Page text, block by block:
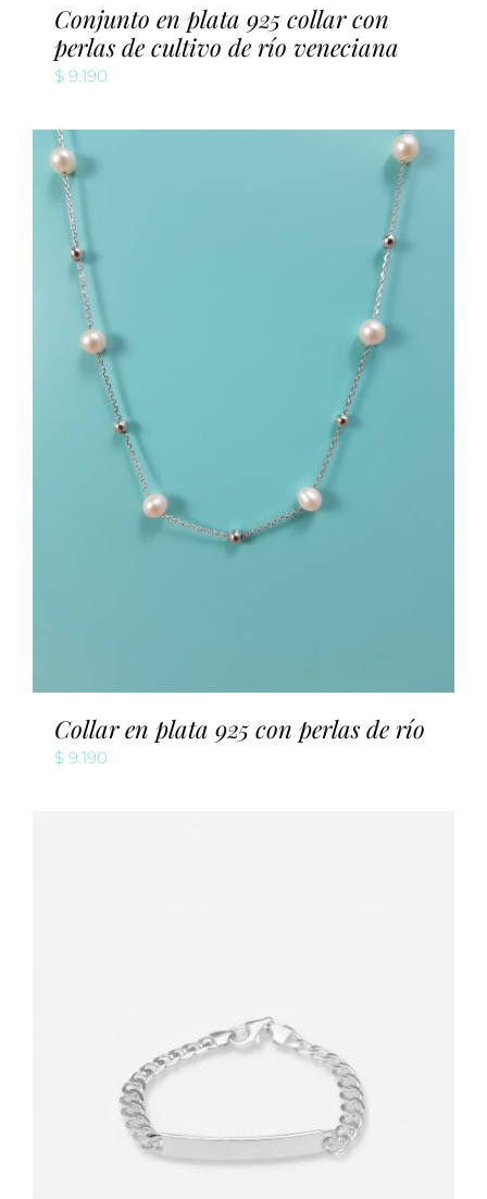
Conjunto en plata 925 collar con
perlas de cultivo de río veneciana
$ 9.190
Collar en plata 925 con perlas de río
$ 9.190